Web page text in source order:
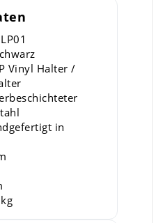
Vinyl Halter /
in